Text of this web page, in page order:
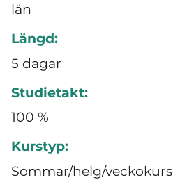
län
Längd:
5 dagar
Studietakt:
100 %
Kurstyp:
Sommar/helg/veckokurs